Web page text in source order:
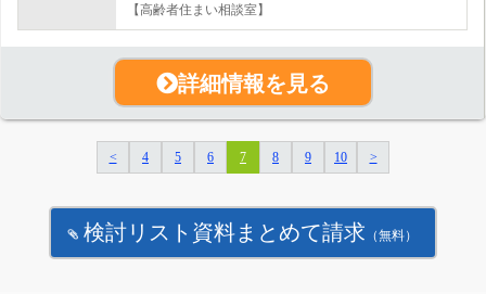
【高齢者住まい相談室】
詳細情報を見る
< 4 5 6 7 8 9 10 >
検討リスト資料まとめて請求 （無料）